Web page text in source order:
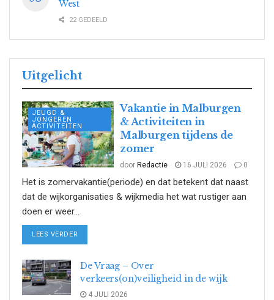
West
22 GEDEELD
Uitgelicht
JEUGD &
JONGEREN
ACTIVITEITEN
Vakantie in Malburgen
& Activiteiten in
Malburgen tijdens de
zomer
door Redactie 16 JULI 2026 0
Het is zomervakantie(periode) en dat betekent dat naast
dat de wijkorganisaties & wijkmedia het wat rustiger aan
doen er weer...
LEES VERDER
De Vraag – Over
verkeers(on)veiligheid in de wijk
4 JULI 2026